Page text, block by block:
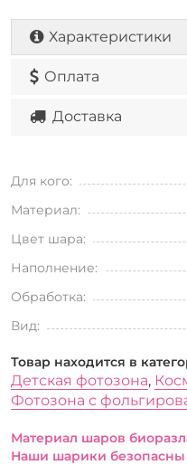
Характеристики
Оплата
Доставка
Для кого:
Материал:
Цвет шара:
Наполнение:
Обработка:
Вид:
Товар находится в
Детская фотозона,
Фотозона с
Материал шаров
Наши шарики